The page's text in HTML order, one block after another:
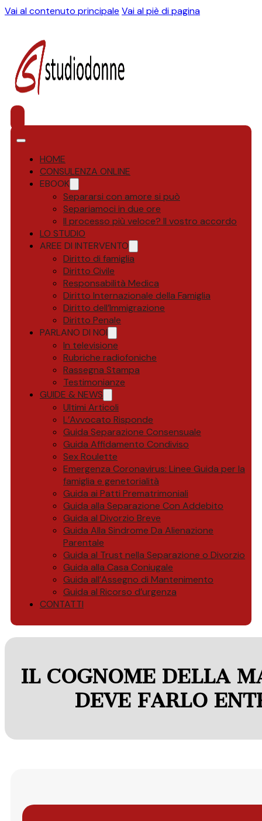
Vai al contenuto principale Vai al piè di pagina
HOME
CONSULENZA ONLINE
EBOOK
Separarsi con amore si può
Separiamoci in due ore
Il processo più veloce? Il vostro accordo
LO STUDIO
AREE DI INTERVENTO
Diritto di famiglia
Diritto Civile
Responsabilità Medica
Diritto Internazionale della Famiglia
Diritto dell’Immigrazione
Diritto Penale
PARLANO DI NOI
In televisione
Rubriche radiofoniche
Rassegna Stampa
Testimonianze
GUIDE & NEWS
Ultimi Articoli
L’Avvocato Risponde
Guida Separazione Consensuale
Guida Affidamento Condiviso
Sex Roulette
Emergenza Coronavirus: Linee Guida per la
famiglia e genetorialità
Guida ai Patti Prematrimoniali
Guida alla Separazione Con Addebito
Guida al Divorzio Breve
Guida Alla Sindrome Da Alienazione
Parentale
Guida al Trust nella Separazione o Divorzio
Guida alla Casa Coniugale
Guida all’Assegno di Mantenimento
Guida al Ricorso d’urgenza
CONTATTI
IL COGNOME DELLA
DEVE FARLO